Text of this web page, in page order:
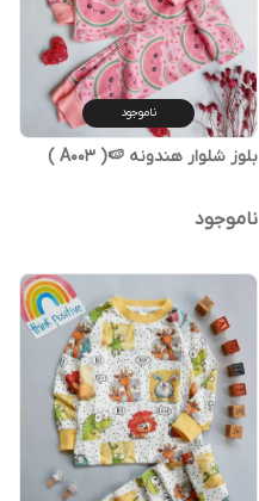
ناموجود
بلوز شلوار هندونه 🍉( A003 )
ناموجود